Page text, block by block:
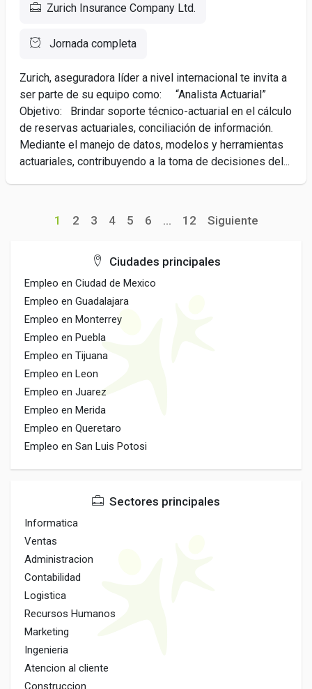
Zurich Insurance Company Ltd.
Jornada completa
Zurich, aseguradora líder a nivel internacional te invita a
ser parte de su equipo como: “Analista Actuarial”
Objetivo: Brindar soporte técnico-actuarial en el cálculo
de reservas actuariales, conciliación de información.
Mediante el manejo de datos, modelos y herramientas
actuariales, contribuyendo a la toma de decisiones del...
1 2 3 4 5 6 ... 12 Siguiente
Ciudades principales
Empleo en Ciudad de Mexico
Empleo en Guadalajara
Empleo en Monterrey
Empleo en Puebla
Empleo en Tijuana
Empleo en Leon
Empleo en Juarez
Empleo en Merida
Empleo en Queretaro
Empleo en San Luis Potosi
Sectores principales
Informatica
Ventas
Administracion
Contabilidad
Logistica
Recursos Humanos
Marketing
Ingenieria
Atencion al cliente
Construccion